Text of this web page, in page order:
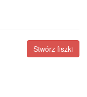
Stwórz fiszki